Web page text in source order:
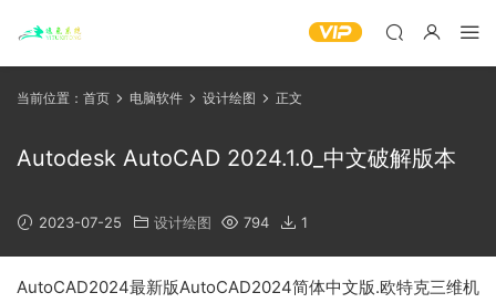
当前位置： 首页 电脑软件 设计绘图 正文
Autodesk AutoCAD 2024.1.0_中文破解版本
2023-07-25 设计绘图 794 1
AutoCAD2024最新版AutoCAD2024简体中文版.欧特克三维机